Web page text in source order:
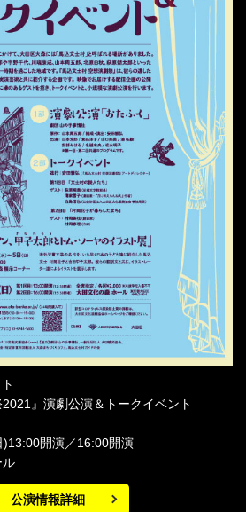
2021』演劇公演＆トークイベント
開演／16:00開演
ル
公演情報詳細